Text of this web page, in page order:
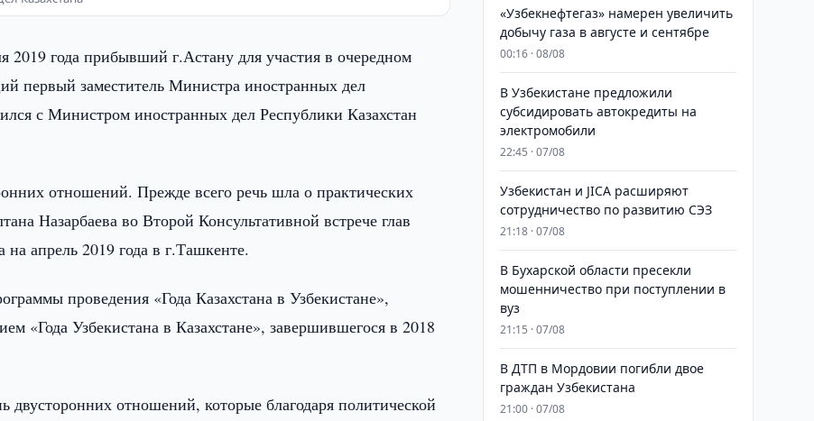
2019 года прибывший г.Астану для участия в очередном
первый заместитель Министра иностранных дел
с Министром иностранных дел Республики Казахстан
отношений. Прежде всего речь шла о практических
Назарбаева во Второй Консультативной встрече глав
апрель 2019 года в г.Ташкенте.
проведения «Года Казахстана в Узбекистане»,
«Года Узбекистана в Казахстане», завершившегося в 2018
отношений, которые благодаря политической
«Узбекнефтегаз» намерен увеличить
добычу газа в августе и сентябре
00:16 · 08/08
В Узбекистане предложили
субсидировать автокредиты на
электромобили
22:45 · 07/08
Узбекистан и JICA расширяют
сотрудничество по развитию СЭЗ
21:18 · 07/08
В Бухарской области пресекли
мошенничество при поступлении в
вуз
21:15 · 07/08
В ДТП в Мордовии погибли двое
граждан Узбекистана
21:00 · 07/08